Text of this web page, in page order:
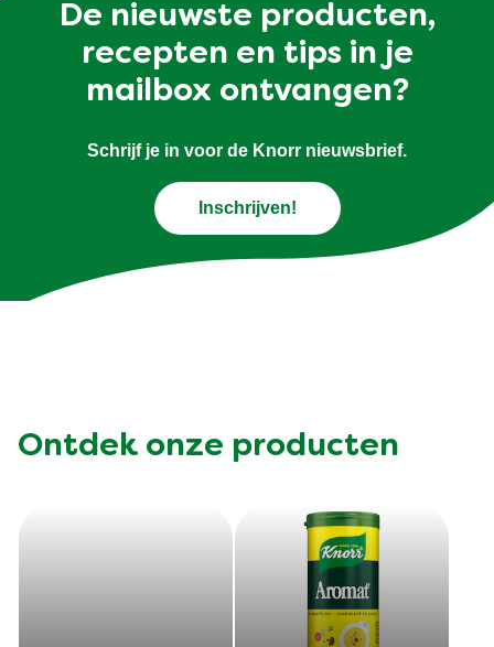
De nieuwste producten,
recepten en tips in je
mailbox ontvangen?
Schrijf je in voor de Knorr nieuwsbrief.
Inschrijven!
Ontdek onze producten